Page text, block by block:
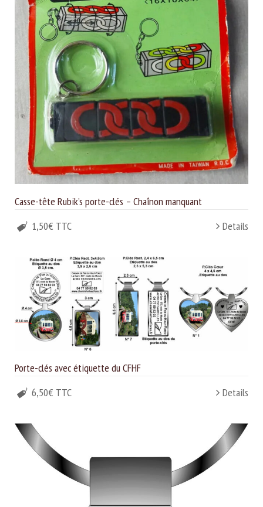
Casse-tête Rubik’s porte-clés – Chaînon manquant
1,50€ TTC
Details
Porte-clés avec étiquette du CFHF
6,50€ TTC
Details